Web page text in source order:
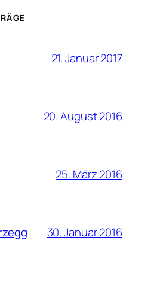
21. Januar 2017
20. August 2016
25. März 2016
30. Januar 2016